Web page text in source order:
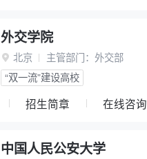
外交学院
 北京 主管部门： 外交部
“双一流”建设高校
招生简章 在线咨询
中国人民公安大学